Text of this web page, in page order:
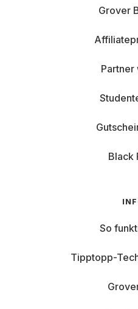
Grover
Partner
Black
So
Tipptopp-